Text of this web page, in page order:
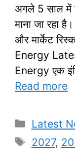
अगले 5 साल में
माना जा रहा
और मार्केट
Energy
Energy एक
Read more
Latest
Tags
2027,